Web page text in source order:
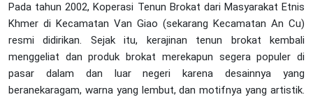
Pada tahun 2002, Koperasi Tenun Brokat dari Masyarakat Etnis
Khmer di Kecamatan Van Giao (sekarang Kecamatan An Cu)
resmi didirikan. Sejak itu, kerajinan tenun brokat kembali
menggeliat dan produk brokat merekapun segera populer di
pasar dalam dan luar negeri karena desainnya yang
beranekaragam, warna yang lembut, dan motifnya yang artistik.